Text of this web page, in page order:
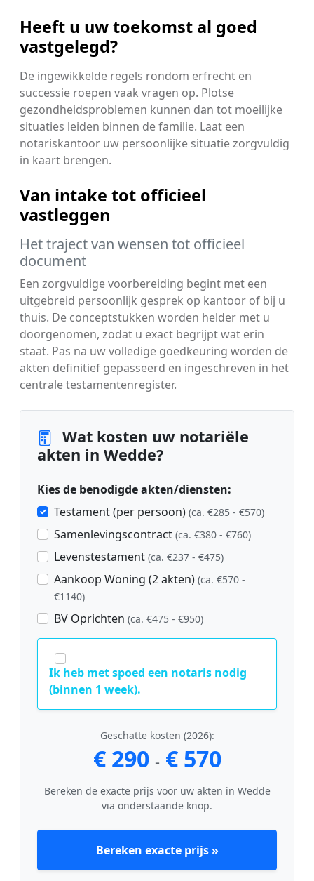
Heeft u uw toekomst al goed
vastgelegd?
De ingewikkelde regels rondom erfrecht en
successie roepen vaak vragen op. Plotse
gezondheidsproblemen kunnen dan tot moeilijke
situaties leiden binnen de familie. Laat een
notariskantoor uw persoonlijke situatie zorgvuldig
in kaart brengen.
Van intake tot officieel
vastleggen
Het traject van wensen tot officieel
document
Een zorgvuldige voorbereiding begint met een
uitgebreid persoonlijk gesprek op kantoor of bij u
thuis. De conceptstukken worden helder met u
doorgenomen, zodat u exact begrijpt wat erin
staat. Pas na uw volledige goedkeuring worden de
akten definitief gepasseerd en ingeschreven in het
centrale testamentenregister.
Wat kosten uw notariële
akten in Wedde?
Kies de benodigde akten/diensten:
Testament (per persoon) (ca. €285 - €570)
Samenlevingscontract (ca. €380 - €760)
Levenstestament (ca. €237 - €475)
Aankoop Woning (2 akten) (ca. €570 -
€1140)
BV Oprichten (ca. €475 - €950)
Ik heb met spoed een notaris nodig
(binnen 1 week).
Geschatte kosten (2026):
€ 290 - € 570
Bereken de exacte prijs voor uw akten in Wedde
via onderstaande knop.
Bereken exacte prijs »